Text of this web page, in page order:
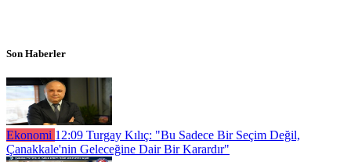
Son Haberler
Ekonomi 12:09 Turgay Kılıç: "Bu Sadece Bir Seçim Değil,
Çanakkale'nin Geleceğine Dair Bir Karardır"